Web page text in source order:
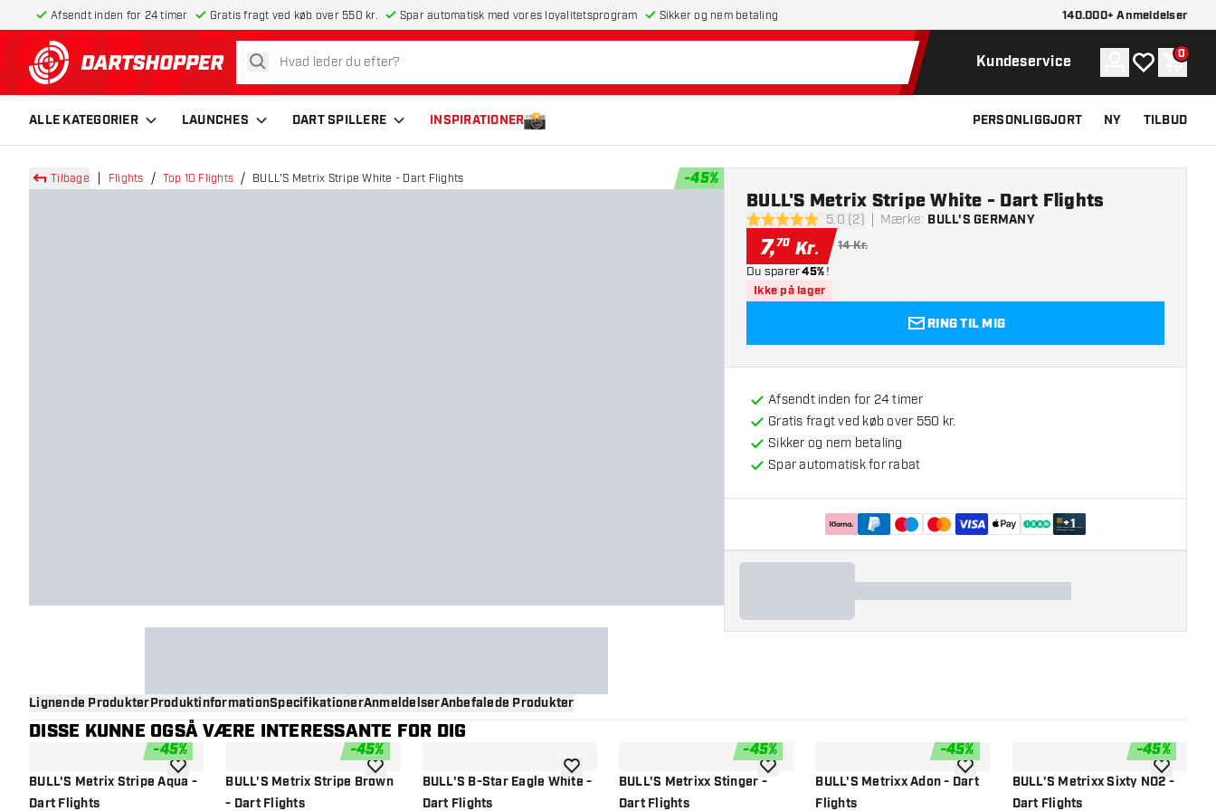
Afsendt inden for 24 timer Gratis fragt ved køb over 550 kr. Spar automatisk med vores loyalitetsprogram Sikker og nem betaling 140.000+ Anmeldelser
tilbage til forsiden
søg Kundeservice Konto
Min 0
ALLE KATEGORIER LAUNCHES DART SPILLERE INSPIRATIONER PERSONLIGGJORT NY TILBUD
Tilbage Flights Top 10 Flights BULL'S Metrix Stripe White - Dart Flights -45%
5 bedømmelsesstjerner
5.0 (2) Mærke: BULL'S GERMANY
BULL'S Metrix Stripe White - Dart Flights
7,70 Kr. 14 Kr.
Du sparer45%!
Ikke på lager
RING TIL MIG
Afsendt inden for 24 timer
Gratis fragt ved køb over 550 kr.
Sikker og nem betaling
Spar automatisk for rabat
+1
Lignende ProdukterProduktinformationSpecifikationerAnmeldelserAnbefalede Produkter
DISSE KUNNE OGSÅ VÆRE INTERESSANTE FOR DIG
-45%
BULL'S Metrix Stripe Aqua -
Dart Flights
tilføje til ønskeliste
-45%
BULL'S Metrix Stripe Brown
- Dart Flights
tilføje til ønskelisteBULL'S B-Star Eagle White -
Dart Flights
tilføje til ønskeliste
-45%
BULL'S Metrixx Stinger -
Dart Flights
tilføje til ønskeliste
-45%
BULL'S Metrixx Adon - Dart
Flights
tilføje til ønskeliste
-45%
BULL'S Metrixx Sixty NO2 -
Dart Flights
tilføje til